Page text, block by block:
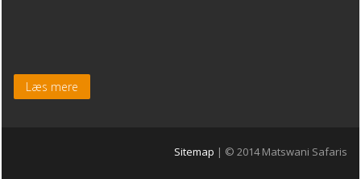
Læs mere
Sitemap | © 2014 Matswani Safaris